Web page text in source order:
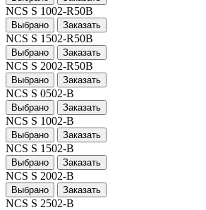
NCS S 1002-R50B
Выбрано Заказать
NCS S 1502-R50B
Выбрано Заказать
NCS S 2002-R50B
Выбрано Заказать
NCS S 0502-B
Выбрано Заказать
NCS S 1002-B
Выбрано Заказать
NCS S 1502-B
Выбрано Заказать
NCS S 2002-B
Выбрано Заказать
NCS S 2502-B